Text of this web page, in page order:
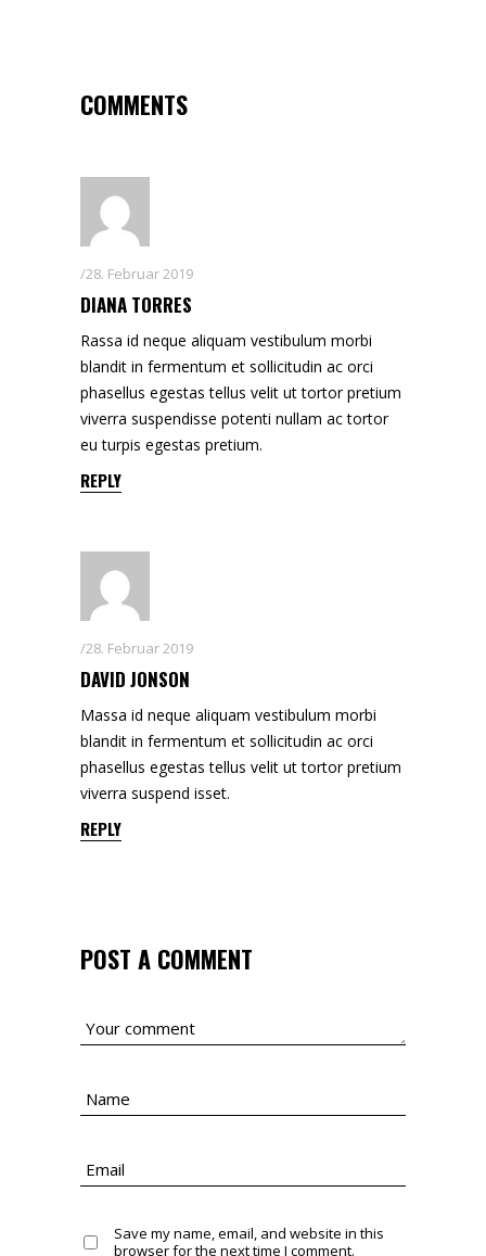
COMMENTS
28. Februar 2019
DIANA TORRES
Rassa id neque aliquam vestibulum morbi
blandit in fermentum et sollicitudin ac orci
phasellus egestas tellus velit ut tortor pretium
viverra suspendisse potenti nullam ac tortor
eu turpis egestas pretium.
REPLY
28. Februar 2019
DAVID JONSON
Massa id neque aliquam vestibulum morbi
blandit in fermentum et sollicitudin ac orci
phasellus egestas tellus velit ut tortor pretium
viverra suspend isset.
REPLY
POST A COMMENT
Save my name, email, and website in this
browser for the next time I comment.